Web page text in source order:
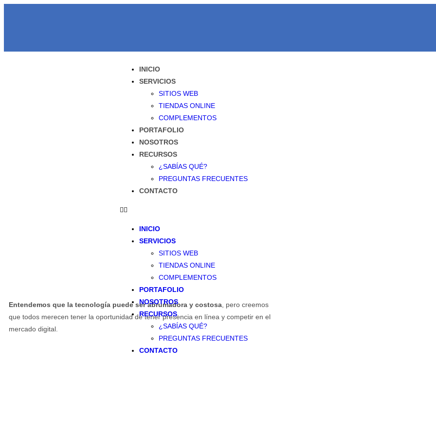
INICIO
SERVICIOS
SITIOS WEB
TIENDAS ONLINE
COMPLEMENTOS
PORTAFOLIO
NOSOTROS
RECURSOS
¿SABÍAS QUÉ?
PREGUNTAS FRECUENTES
CONTACTO
INICIO
SERVICIOS
SITIOS WEB
TIENDAS ONLINE
COMPLEMENTOS
PORTAFOLIO
NOSOTROS
RECURSOS
¿SABÍAS QUÉ?
PREGUNTAS FRECUENTES
CONTACTO
Entendemos que la tecnología puede ser abrumadora y costosa , pero creemos
que todos merecen tener la oportunidad de tener presencia en línea y competir en el
mercado digital.